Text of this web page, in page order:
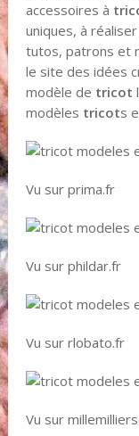
accessoires à
uniques, à
tutos, patrons et
le site des idées
modèle de tricot
modèles tricots
Vu sur prima.fr
Vu sur phildar.fr
Vu sur rlobato.fr
Vu sur